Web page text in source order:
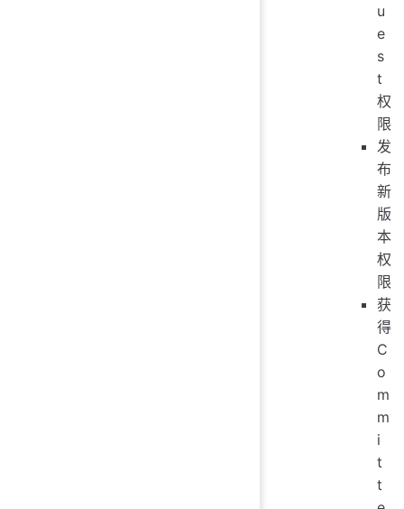
u
e
s
t
权
限
发
布
新
版
本
权
限
获
得
C
o
m
m
i
t
t